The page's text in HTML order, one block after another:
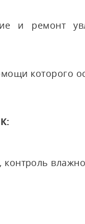
и ремонт
которого